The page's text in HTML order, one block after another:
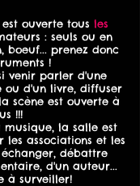
est ouverte tousles
: seuls ou en
boeuf... prenez donc
!
venir parler d'une
ou d'un livre, diffuser
scène est ouverte à
!!!
musique, la salle est
les associations et les
débattre
d'un auteur...
à surveiller!